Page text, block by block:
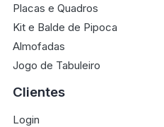
Placas e Quadros
Kit e Balde de Pipoca
Almofadas
Jogo de Tabuleiro
Clientes
Login